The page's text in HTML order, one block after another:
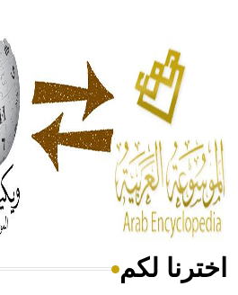
الحكم، الأدلة، تنظيم التغذية،
له الفضل بأنه حرر الطب من الدين
- هل تعلم أن المرجان إفراز حيواني
من مادة كربونات الكلسيوم، وهو
أجود أنواعه، ويمتاز بكبر الحجم
هل تعلم أن الأبسيد كلمة فرنسية
اخترنا لكم